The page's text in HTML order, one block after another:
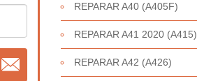
REPARAR A40 (A405F)
REPARAR A41 2020 (A415)
REPARAR A42 (A426)